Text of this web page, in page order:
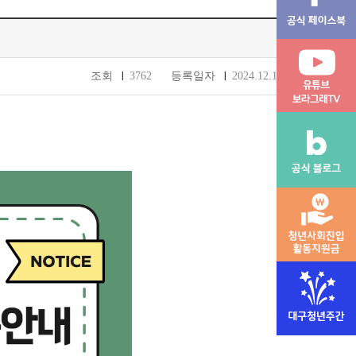
조회 3762 등록일자 2024.12.19